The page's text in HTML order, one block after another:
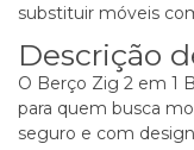
substituir móveis
Descrição
O Berço Zig 2 em 1
para quem busca
seguro e com